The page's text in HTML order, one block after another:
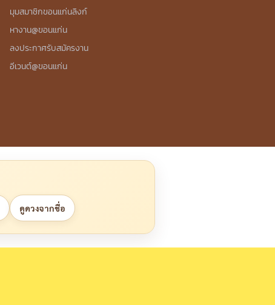
มุมสมาชิกขอนแก่นลิงก์
หางาน@ขอนแก่น
ลงประกาศรับสมัครงาน
อีเวนต์@ขอนแก่น
ดูดวงจากชื่อ